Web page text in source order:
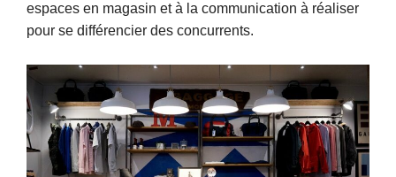
espaces en magasin et à la communication à réaliser
pour se différencier des concurrents.